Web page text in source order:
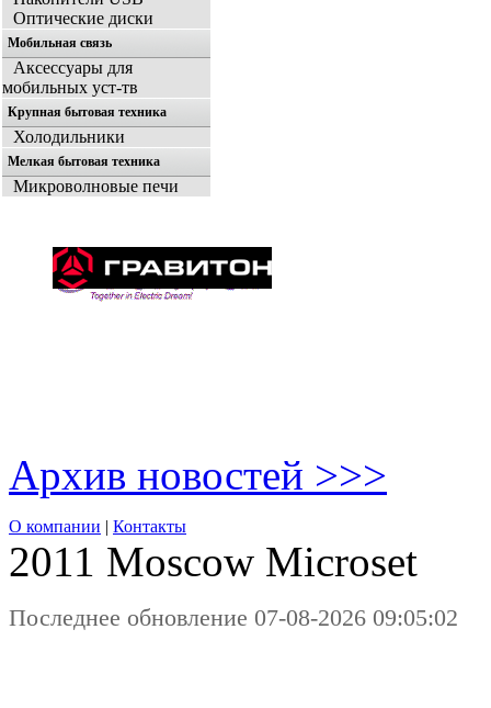
Оптические диски
Мобильная связь
Аксессуары для
мобильных уст-тв
Крупная бытовая техника
Холодильники
Мелкая бытовая техника
Микроволновые печи
Архив новостей >>>
О компании | Контакты
2011 Moscow Microset
Последнее обновление 07-08-2026 09:05:02